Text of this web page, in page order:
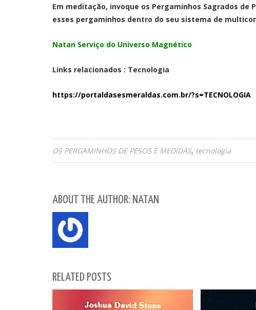
Em meditação, invoque os Pergaminhos Sagrados de
esses pergaminhos dentro do seu sistema de
Natan Serviço do Universo Magnético
Links relacionados : Tecnologia
https://portaldasesmeraldas.com.br/?s=TECNOLOGIA
OS PERGAMINHOS DE PESOS E MEDIDAS tecnologia
ABOUT THE AUTHOR: NATAN
RELATED POSTS